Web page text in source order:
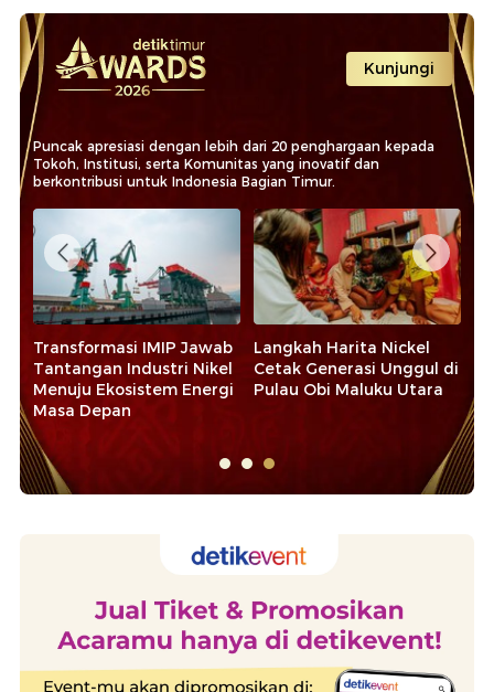
Kunjungi
Puncak apresiasi dengan lebih dari 20 penghargaan kepada
Tokoh, Institusi, serta Komunitas yang inovatif dan
berkontribusi untuk Indonesia Bagian Timur.
Transformasi IMIP Jawab
Tantangan Industri Nikel
Menuju Ekosistem Energi
Masa Depan
Langkah Harita Nickel
Cetak Generasi Unggul di
Pulau Obi Maluku Utara